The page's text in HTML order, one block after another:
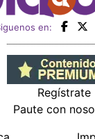
en:
Regístrate
Paute con